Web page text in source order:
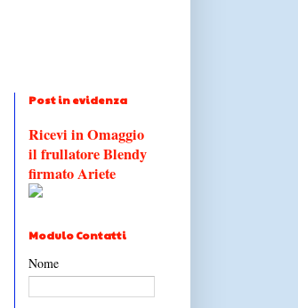
Post in evidenza
Ricevi in Omaggio
il frullatore Blendy
firmato Ariete
Modulo Contatti
Nome